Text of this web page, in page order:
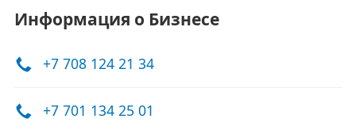
Информация о Бизнесе
+7 708 124 21 34
+7 701 134 25 01